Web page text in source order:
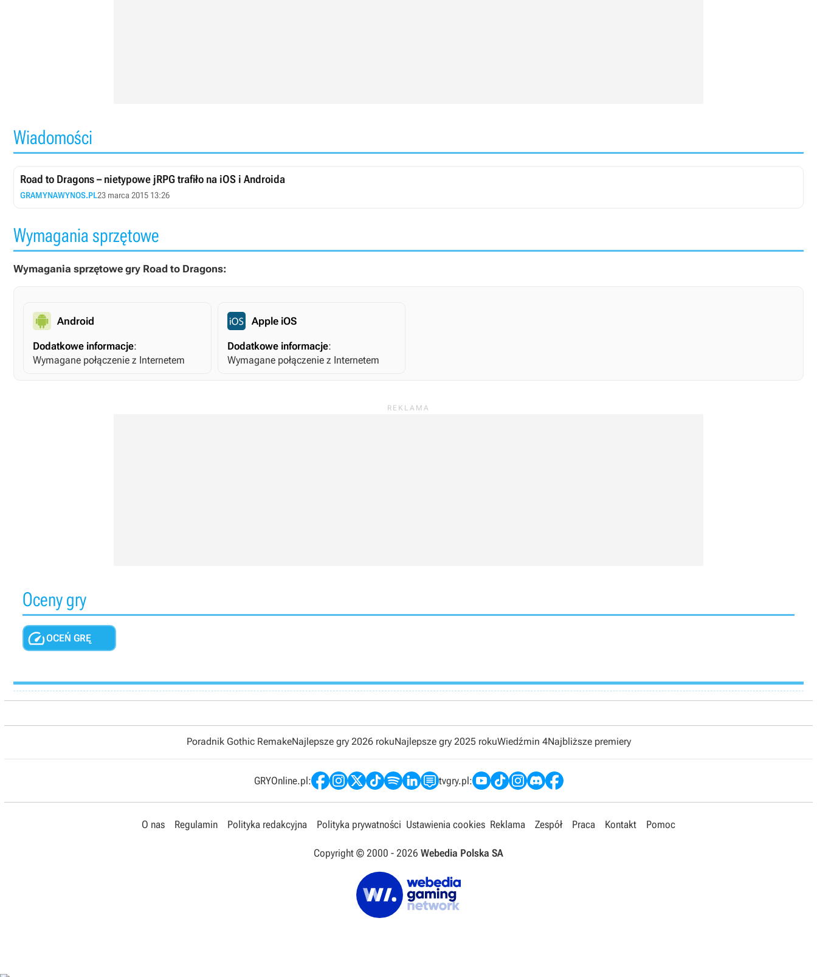
Wiadomości
Road to Dragons – nietypowe jRPG trafiło na iOS i Androida
GRAMYNAWYNOS.PL23 marca 2015 13:26
Wymagania sprzętowe
Wymagania sprzętowe gry Road to Dragons:
Android
Dodatkowe informacje:
Wymagane połączenie z Internetem
Apple iOS
Dodatkowe informacje:
Wymagane połączenie z Internetem
Oceny gry
OCEŃ GRĘ
Poradnik Gothic RemakeNajlepsze gry 2026 rokuNajlepsze gry 2025 rokuWiedźmin 4Najbliższe premiery
GRYOnline.pl: tvgry.pl:
O nas Regulamin Polityka redakcyjna Polityka prywatności Ustawienia cookies Reklama Zespół Praca Kontakt Pomoc
Copyright © 2000 - 2026 Webedia Polska SA